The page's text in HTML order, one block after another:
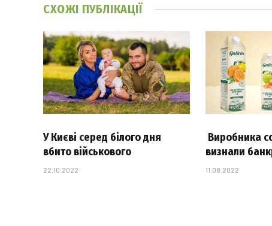
СХОЖІ ПУБЛІКАЦІЇ
У Києві серед білого дня
вбито військового
22.10.2022
Виробника
визнали
11.08.2022